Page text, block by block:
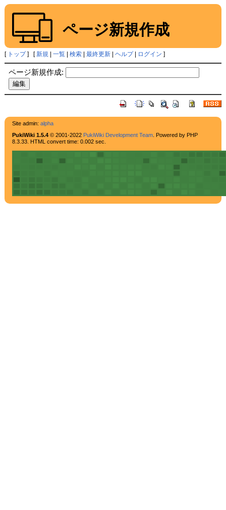
ページ新規作成
[ トップ] [新規| 一覧| 検索| 最終更新| ヘルプ| ログイン ]
ページ新規作成:
Site admin: alpha
PukiWiki 1.5.4© 2001-2022 PukiWiki Development Team. Powered by PHP
8.3.33. HTML convert time: 0.002 sec.